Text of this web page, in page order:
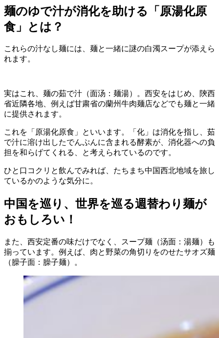
麺のゆで汁が消化を助ける「原湯化原
食」とは？
これらの汁なし麺には、麺と一緒に謎の白濁スープが添えら
れます。
実はこれ、麺の茹で汁（面汤：麺湯）。西安をはじめ、陝西
省近隣各地、例えば甘粛省の蘭州牛肉麺店などでも麺と一緒
に提供されます。
これを「原湯化原食」といいます。「化」は消化を指し、茹
で汁に溶け出したでんぷんに含まれる酵素が、消化器への負
担を和らげてくれる、と考えられているのです。
ひと口コクリと飲んでみれば、たちまち中国西北地域を旅し
ているかのような気分に。
中国を巡り、世界を巡る週替わり麺が
おもしろい！
また、西安定番の味だけでなく、スープ麺（汤面：湯麺）も
揃っています。例えば、肉と野菜の角切りをのせたサオズ麺
（臊子面：臊子麺）。